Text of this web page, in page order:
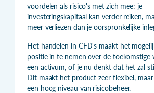
voordelen als risico's met zich mee: je
investeringskapitaal kan verder reiken,
meer verliezen dan je oorspronkelijke
Het handelen in CFD's maakt het
positie in te nemen over de toekomstige
een activum, of je nu denkt dat het zal
Dit maakt het product zeer flexibel,
een hoog niveau van risicobeheer.